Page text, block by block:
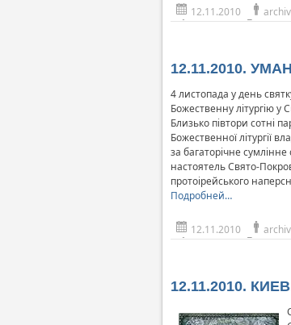
12.11.2010
12.11.2010.
4 листопада у день
Божественну літургію
Близько півтори сотні
Божественної літургії
за багаторічне
настоятель Свято-
протоірейського
Подробней…
12.11.2010
12.11.2010.